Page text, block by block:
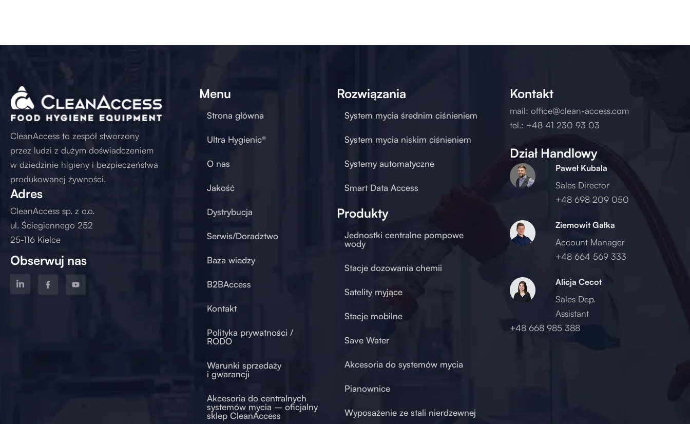
CleanAccess to zespół stworzony
przez ludzi z dużym doświadczeniem
w dziedzinie higieny i bezpieczeństwa
produkowanej żywności.
Adres
CleanAccess sp. z o.o.
ul. Ściegiennego 252
25-116 Kielce
Obserwuj nas
Menu
Strona główna
Ultra Hygienic®
O nas
Jakość
Dystrybucja
Serwis/Doradztwo
Baza wiedzy
B2BAccess
Kontakt
Polityka prywatności /
RODO
Warunki sprzedaży
i gwarancji
Akcesoria do centralnych
systemów mycia – oficjalny
sklep CleanAccess
Rozwiązania
System mycia średnim ciśnieniem
System mycia niskim ciśnieniem
Systemy automatyczne
Smart Data Access
Produkty
Jednostki centralne pompowe
wody
Stacje dozowania chemii
Satelity myjące
Stacje mobilne
Save Water
Akcesoria do systemów mycia
Pianownice
Wyposażenie ze stali nierdzewnej
Kontakt
mail:office@clean-access.com
tel.: +48 41 230 93 03
Dział Handlowy
Paweł Kubala
Sales Director
+48 698 209 050
Ziemowit Gałka
Account Manager
+48 664 569 333
Alicja Cecot
Sales Dep.
Assistant
+48 668 985 388